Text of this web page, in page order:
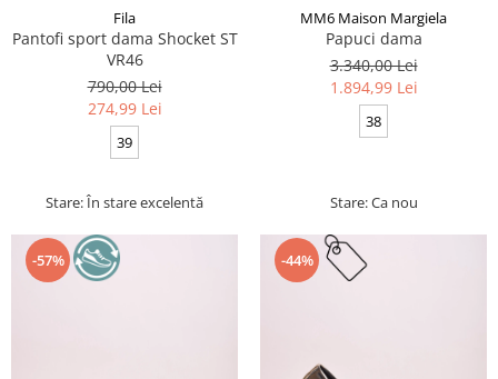
Fila
Pantofi sport dama Shocket ST
VR46
790,00 Lei
274,99 Lei
39
Stare: În stare excelentă
MM6 Maison Margiela
Papuci dama
3.340,00 Lei
1.894,99 Lei
38
Stare: Ca nou
-57% -44%